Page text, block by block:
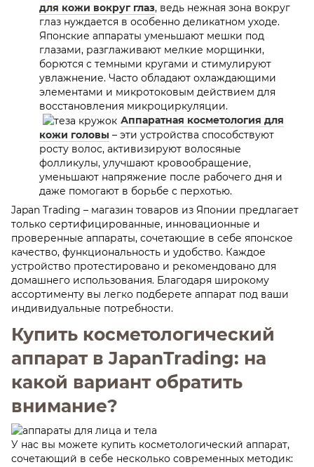
для кожи вокруг глаз, ведь нежная зона вокруг
глаз нуждается в особенно деликатном уходе.
Японские аппараты уменьшают мешки под
глазами, разглаживают мелкие морщинки,
борются с темными кругами и стимулируют
увлажнение. Часто обладают охлаждающими
элементами и микротоковым действием для
восстановления микроциркуляции.
Аппаратная косметология для
кожи головы – эти устройства способствуют
росту волос, активизируют волосяные
фолликулы, улучшают кровообращение,
уменьшают напряжение после рабочего дня и
даже помогают в борьбе с перхотью.
Japan Trading – магазин товаров из Японии предлагает
только сертифицированные, инновационные и
проверенные аппараты, сочетающие в себе японское
качество, функциональность и удобство. Каждое
устройство протестировано и рекомендовано для
домашнего использования. Благодаря широкому
ассортименту вы легко подберете аппарат под ваши
индивидуальные потребности.
Купить косметологический
аппарат в JapanTrading: на
какой вариант обратить
внимание?
У нас вы можете купить косметологический аппарат,
сочетающий в себе несколько современных методик: